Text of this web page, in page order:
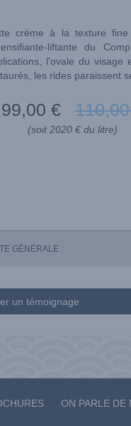
crème à la texture
liftante du
l’ovale du
les rides paraissent
99,00 € 110,00
(soit 2020 € du litre)
GÉNÉRALE :
un témoignage
ON PARLE DE